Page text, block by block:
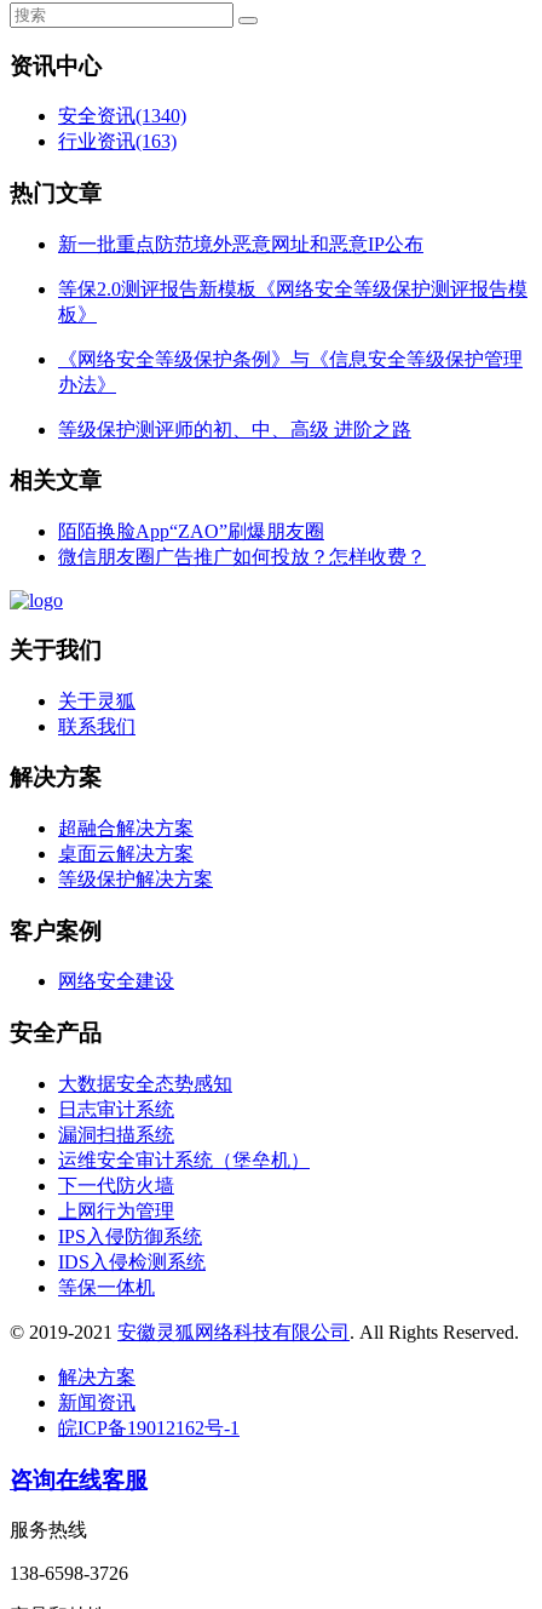
资讯中心
安全资讯(1340)
行业资讯(163)
热门文章
新一批重点防范境外恶意网址和恶意IP公布
等保2.0测评报告新模板《网络安全等级保护测评报告模
板》
《网络安全等级保护条例》与《信息安全等级保护管理
办法》
等级保护测评师的初、中、高级 进阶之路
相关文章
陌陌换脸App“ZAO”刷爆朋友圈
微信朋友圈广告推广如何投放？怎样收费？
关于我们
关于灵狐
联系我们
解决方案
超融合解决方案
桌面云解决方案
等级保护解决方案
客户案例
网络安全建设
安全产品
大数据安全态势感知
日志审计系统
漏洞扫描系统
运维安全审计系统（堡垒机）
下一代防火墙
上网行为管理
IPS入侵防御系统
IDS入侵检测系统
等保一体机
© 2019-2021 安徽灵狐网络科技有限公司 . All Rights Reserved.
解决方案
新闻资讯
皖ICP备19012162号-1
咨询在线客服
服务热线
138-6598-3726